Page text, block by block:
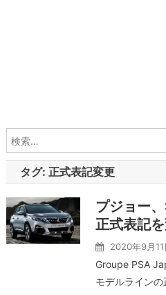
タグ: 正式表記変更
プジョー
正式表記
2020年9月11
Groupe PSA
モデルライン